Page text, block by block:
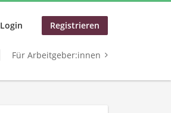
Login Registrieren
Für Arbeitgeber:innen